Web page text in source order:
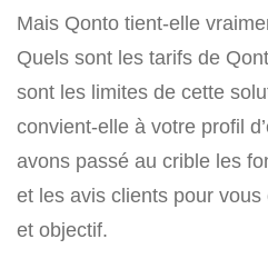
Mais Qonto tient-elle
Quels sont les tarifs de
sont les limites de cette
convient-elle à votre profil
avons passé au crible les
et les avis clients pour
et objectif.